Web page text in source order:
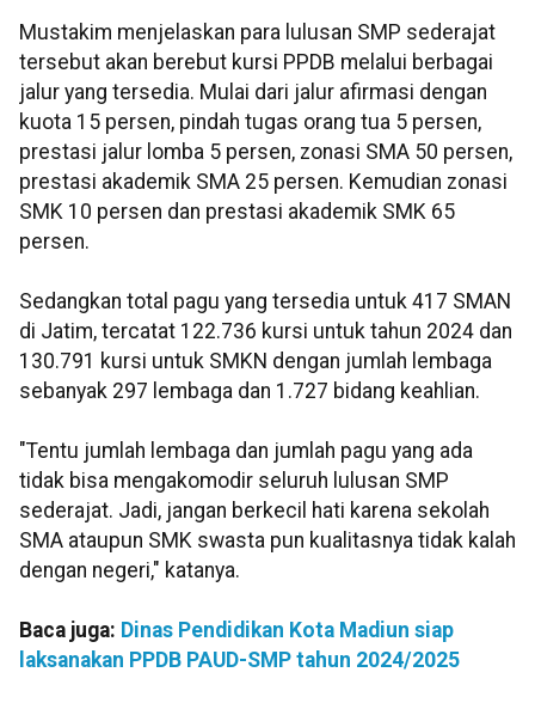
Mustakim menjelaskan para lulusan SMP sederajat
tersebut akan berebut kursi PPDB melalui berbagai
jalur yang tersedia. Mulai dari jalur afirmasi dengan
kuota 15 persen, pindah tugas orang tua 5 persen,
prestasi jalur lomba 5 persen, zonasi SMA 50 persen,
prestasi akademik SMA 25 persen. Kemudian zonasi
SMK 10 persen dan prestasi akademik SMK 65
persen.
Sedangkan total pagu yang tersedia untuk 417 SMAN
di Jatim, tercatat 122.736 kursi untuk tahun 2024 dan
130.791 kursi untuk SMKN dengan jumlah lembaga
sebanyak 297 lembaga dan 1.727 bidang keahlian.
"Tentu jumlah lembaga dan jumlah pagu yang ada
tidak bisa mengakomodir seluruh lulusan SMP
sederajat. Jadi, jangan berkecil hati karena sekolah
SMA ataupun SMK swasta pun kualitasnya tidak kalah
dengan negeri," katanya.
Baca juga: Dinas Pendidikan Kota Madiun siap
laksanakan PPDB PAUD-SMP tahun 2024/2025